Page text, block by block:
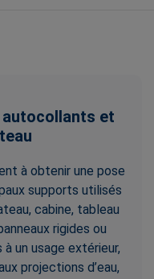
autocollants et
à obtenir une pose
supports utilisés
cabine, tableau
rigides ou
un usage extérieur,
projections d’eau,